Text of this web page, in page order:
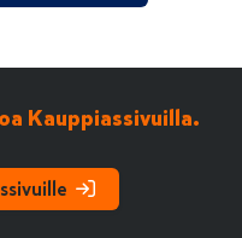
Kauppiassivuilla.